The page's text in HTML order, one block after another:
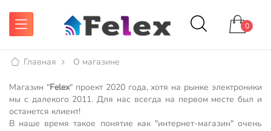
0
Главная О магазине
Магазин "Felex" проект 2020 года, хотя на рынке электроники
мы с далекого 2011. Для нас всегда на первом месте был и
останется клиент!
В наше время такое понятие как "интернет-магазин" очень